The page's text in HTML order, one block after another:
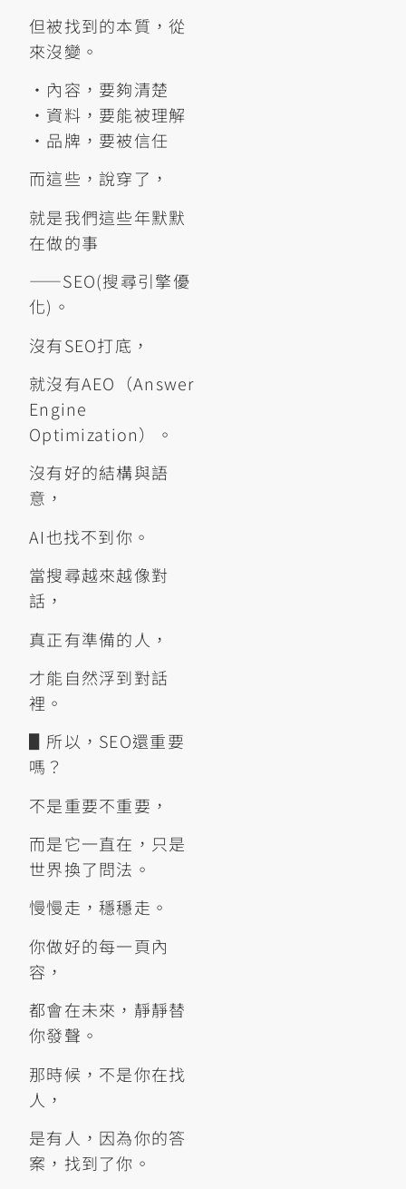
但被找到的本質，從
來沒變。
•內容，要夠清楚
•資料，要能被理解
•品牌，要被信任
而這些，說穿了，
就是我們這些年默默
在做的事
——SEO(搜尋引擎優
化)。
沒有SEO打底，
就沒有AEO（Answer
Engine
Optimization）。
沒有好的結構與語
意，
AI也找不到你。
當搜尋越來越像對
話，
真正有準備的人，
才能自然浮到對話
裡。
▋所以，SEO還重要
嗎？
不是重要不重要，
而是它一直在，只是
世界換了問法。
慢慢走，穩穩走。
你做好的每一頁內
容，
都會在未來，靜靜替
你發聲。
那時候，不是你在找
人，
是有人，因為你的答
案，找到了你。